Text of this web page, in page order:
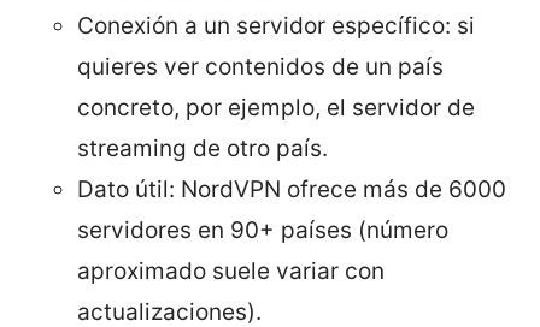
Conexión a un servidor específico: si
quieres ver contenidos de un país
concreto, por ejemplo, el servidor de
streaming de otro país.
Dato útil: NordVPN ofrece más de 6000
servidores en 90+ países (número
aproximado suele variar con
actualizaciones).